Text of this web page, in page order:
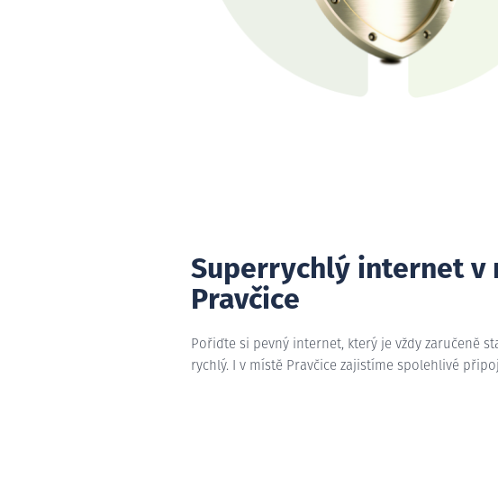
Superrychlý internet v
Pravčice
Pořiďte si pevný internet, který je vždy zaručeně
rychlý. I v místě Pravčice zajistíme spolehlivé